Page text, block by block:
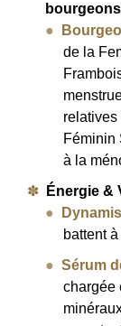
de la
Féminin
à la
Énergie &
battent
Sérum
chargée